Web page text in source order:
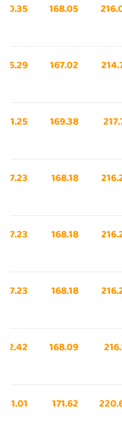
168.05
167.02
169.38
168.18
168.18
168.18
168.09
171.62